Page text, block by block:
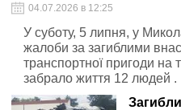
04.07.2026 в 12:25
У суботу, 5 липня, у
жалоби за загиблими
транспортної пригоди на
забрало життя 12 людей .